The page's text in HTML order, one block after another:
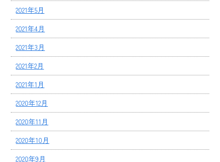
2021年5月
2021年4月
2021年3月
2021年2月
2021年1月
2020年12月
2020年11月
2020年10月
2020年9月